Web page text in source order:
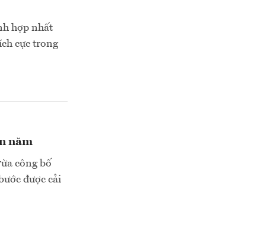
hợp nhất
cực trong
năm
công bố
được cải